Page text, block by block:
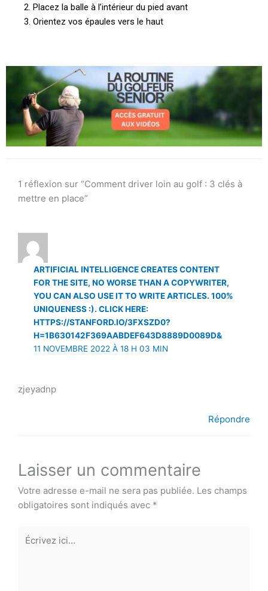
Placez la balle à l’intérieur du pied avant
Orientez vos épaules vers le haut
1 réflexion sur “Comment driver loin au golf : 3 clés à
mettre en place”
ARTIFICIAL INTELLIGENCE CREATES CONTENT
FOR THE SITE, NO WORSE THAN A COPYWRITER,
YOU CAN ALSO USE IT TO WRITE ARTICLES. 100%
UNIQUENESS :). CLICK HERE:
HTTPS://STANFORD.IO/3FXSZD0?
H=1B630142F369AABDEF643D8889D0089D&
11 NOVEMBRE 2022 À 18 H 03 MIN
zjeyadnp
Répondre
Laisser un commentaire
Votre adresse e-mail ne sera pas publiée. Les champs
obligatoires sont indiqués avec *
Écrivez
ici…